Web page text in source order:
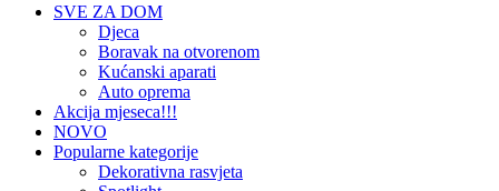
SVE ZA DOM
Djeca
Boravak na otvorenom
Kućanski aparati
Auto oprema
Akcija mjeseca!!!
NOVO
Popularne kategorije
Dekorativna rasvjeta